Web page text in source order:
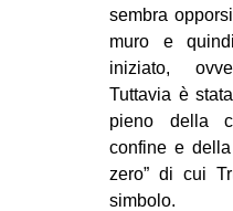
sembra opp
muro e
iniziato,
Tuttavia è
pieno della
confine e
zero” di cui
simbolo.